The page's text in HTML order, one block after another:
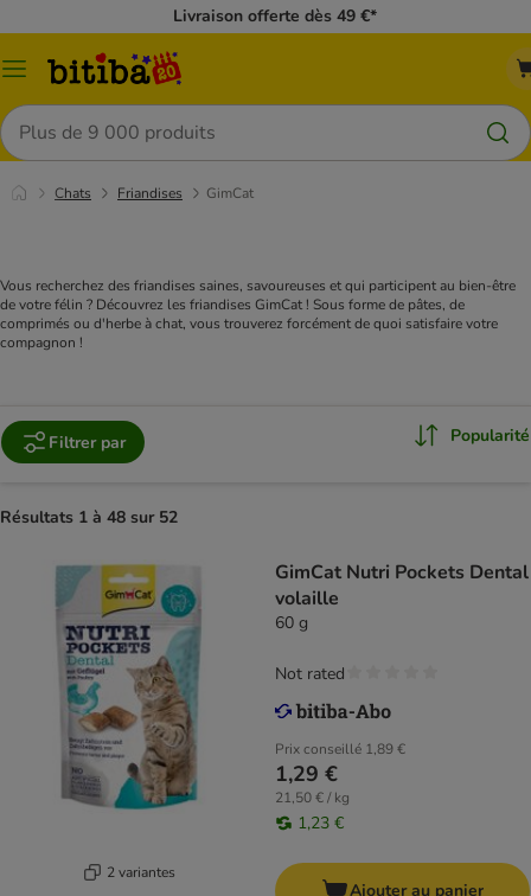
Livraison offerte dès 49 €*
Menu
Rechercher
Chats Friandises GimCat
Vous recherchez des friandises saines, savoureuses et qui participent au bien-être
de votre félin ? Découvrez les friandises GimCat ! Sous forme de pâtes, de
comprimés ou d'herbe à chat, vous trouverez forcément de quoi satisfaire votre
compagnon !
Filtrer par Popularité
Résultats 1 à 48 sur 52
2 variantes
GimCat Nutri Pockets Dental
volaille
60 g
Prix conseillé 1,89 €
1,29 €
21,50 € / kg
1,23 €
Not rated
Ajouter au panier